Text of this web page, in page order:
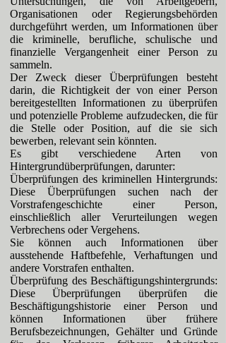
Organisationen oder Regierungsbehörden
durchgeführt werden, um Informationen über
die kriminelle, berufliche, schulische und
finanzielle Vergangenheit einer Person zu
sammeln.
Der Zweck dieser Überprüfungen besteht
darin, die Richtigkeit der von einer Person
bereitgestellten Informationen zu überprüfen
und potenzielle Probleme aufzudecken, die für
die Stelle oder Position, auf die sie sich
bewerben, relevant sein könnten.
Es gibt verschiedene Arten von
Hintergrundüberprüfungen, darunter:
Überprüfungen des kriminellen Hintergrunds:
Diese Überprüfungen suchen nach der
Vorstrafengeschichte einer Person,
einschließlich aller Verurteilungen wegen
Verbrechens oder Vergehens.
Sie können auch Informationen über
ausstehende Haftbefehle, Verhaftungen und
andere Vorstrafen enthalten.
Überprüfung des Beschäftigungshintergrunds:
Diese Überprüfungen überprüfen die
Beschäftigungshistorie einer Person und
können Informationen über frühere
Berufsbezeichnungen, Gehälter und Gründe